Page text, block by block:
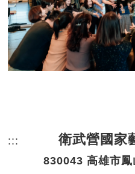
::: 頁尾網站資訊。
衛武營國家
830043 高雄市